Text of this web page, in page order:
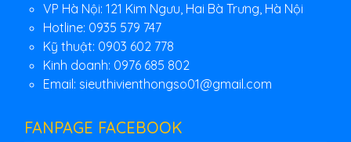
VP Hà Nội: 121 Kim Ngưu, Hai Bà Trưng, Hà Nội
Hotline: 0935 579 747
Kỹ thuật: 0903 602 778
Kinh doanh: 0976 685 802
Email: sieuthivienthongso01@gmail.com
FANPAGE FACEBOOK